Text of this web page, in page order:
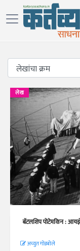
लेख
बॅटलशिप पोटेमकिन :
अच्युत गोडबोले